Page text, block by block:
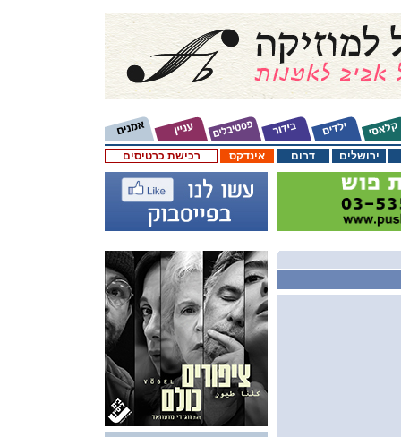
רכישת כרטיסים אינדקס דרום ירושלים